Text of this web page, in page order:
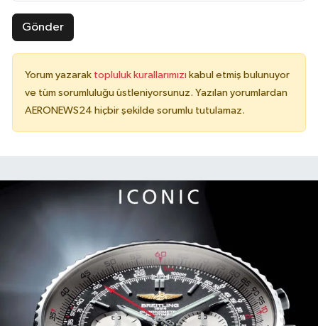
Gönder
Yorum yazarak topluluk kurallarımızı kabul etmiş bulunuyor
ve tüm sorumluluğu üstleniyorsunuz. Yazılan yorumlardan
AERONEWS24 hiçbir şekilde sorumlu tutulamaz.